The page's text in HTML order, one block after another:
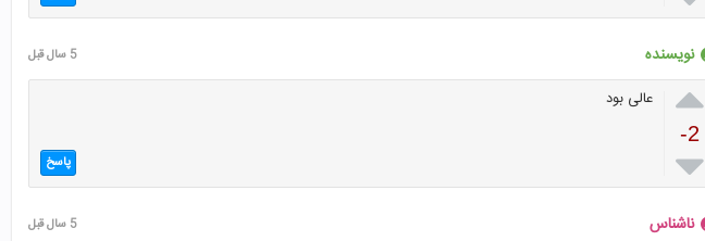
نویسنده 5 سال قبل

-2

عالی بود
پاسخ
ناشناس 5 سال قبل